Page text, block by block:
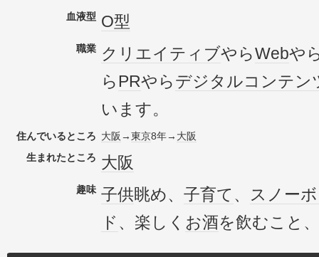
血液型 O型
職業 クリエイティブやらWebや
ら PRやらデジタルコンテン
います。
住んでいるところ 大阪 →東京8年→ 大阪
生まれたところ 大阪
趣味 子供眺め、 子育て 、 スノー
ド 、楽しく お酒を飲むこと、